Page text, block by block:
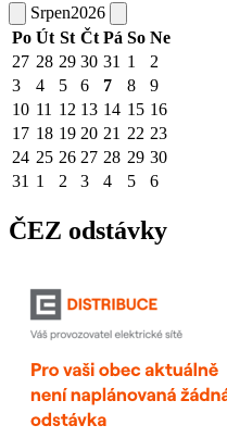
Srpen2026
Po Út St Čt Pá So Ne
27 28 29 30 31 1
2
3
4 5 6 7 8
9
10 11 12 13 14 15 16
17 18 19 20 21 22 23
24 25 26 27 28 29 30
31 1 2 3 4 5 6
ČEZ odstávky